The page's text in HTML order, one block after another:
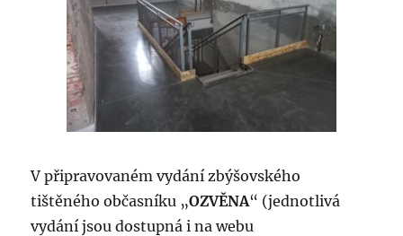
V připravovaném vydání zbýšovského
tištěného občasníku „OZVĚNA“ (jednotlivá
vydání jsou dostupná i na webu